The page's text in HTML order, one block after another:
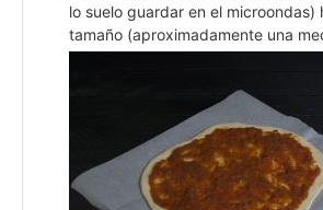
lo suelo guardar en el microondas)
tamaño (aproximadamente una